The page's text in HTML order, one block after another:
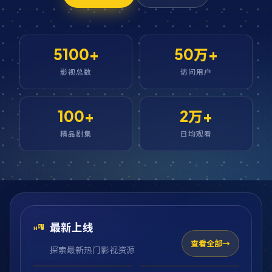
5100+
影视总数
50万+
访问用户
100+
精品剧集
2万+
日均观看
最新上线
探索最新热门影视资源
查看全部
2:01:47 2:10:52